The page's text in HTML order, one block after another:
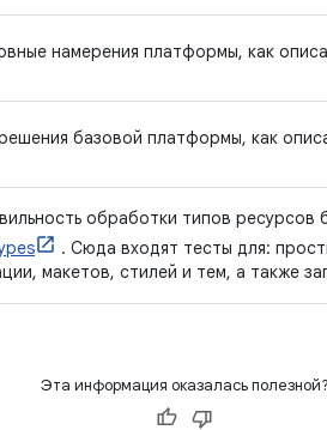
намерения платформы, как
базовой платформы, как
обработки типов
. Сюда входят тесты для:
макетов, стилей и тем, а также
Эта информация оказалась полезной?